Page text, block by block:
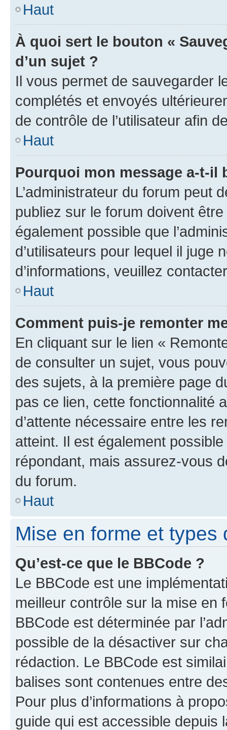
Haut
À quoi sert le bouton «
d’un sujet ?
Il vous permet de sauvegarder
complétés et envoyés
de contrôle de l’utilisateur afin
Haut
Pourquoi mon message a-t-il
L’administrateur du forum peut
publiez sur le forum doivent
également possible que
d’utilisateurs pour lequel il juge
d’informations, veuillez
Haut
Comment puis-je remonter
En cliquant sur le lien «
de consulter un sujet, vous
des sujets, à la première page
pas ce lien, cette fonctionnalité
d’attente nécessaire entre les
atteint. Il est également
répondant, mais assurez-vous
du forum.
Haut
Mise en forme et types
Qu’est-ce que le BBCode ?
Le BBCode est une
meilleur contrôle sur la mise en
BBCode est déterminée par
possible de la désactiver sur
rédaction. Le BBCode est
balises sont contenues entre
Pour plus d’informations à
guide qui est accessible depuis